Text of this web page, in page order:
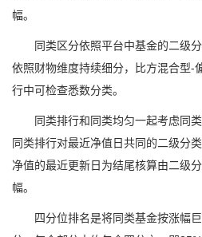
幅。
同类区分依照平台中基金的二级分
依照财物维度持续细分，比方混合型-
行中可检查悉数分类。
同类排行和同类均匀一起考虑同类
同类排行对最近净值日共同的二级分
净值的最近更新日为结尾核算由二级
幅。
四分位排名是将同类基金按涨幅巨